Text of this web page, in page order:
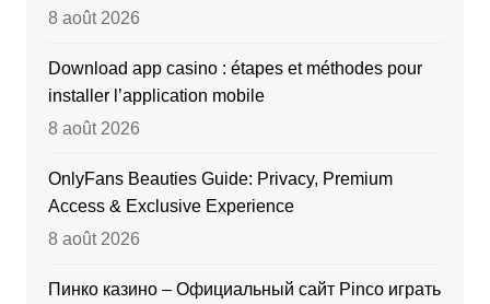
8 août 2026
Download app casino : étapes et méthodes pour
installer l’application mobile
8 août 2026
OnlyFans Beauties Guide: Privacy, Premium
Access & Exclusive Experience
8 août 2026
Пинко казино – Официальный сайт Pinco играть